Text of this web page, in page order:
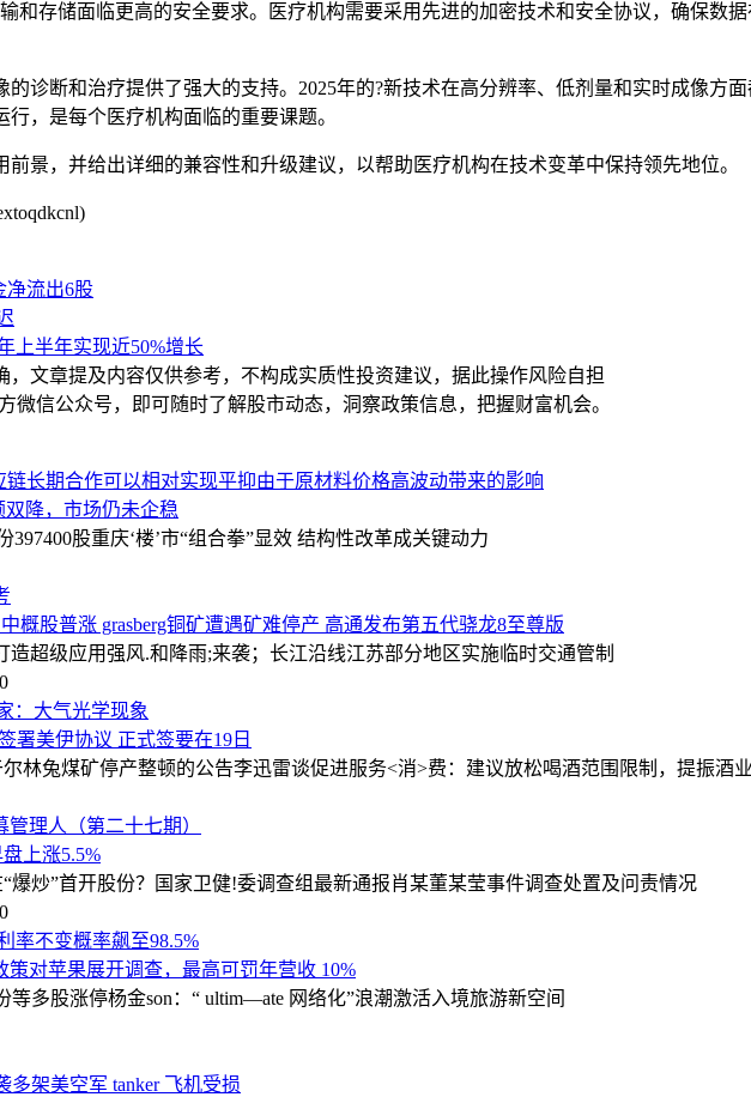
和存储面临更高的安全要求。医疗机构需要采用先进的加密技术和安全协议，确保数
诊断和治疗提供了强大的支持。2025年的?新技术在高分辨率、低剂量和实时成像方
，是每个医疗机构面临的重要课题。
景，并给出详细的兼容性和升级建议，以帮助医疗机构在技术变革中保持领先地位。
净流出6股
上半年实现近50%增长
，文章提及内容仅供参考，不构成实质性投资建议，据此操作风险自担
微信公众号，即可随时了解股市动态，洞察政策信息，把握财富机会。
长期合作可以相对实现平抑由于原材料价格高波动带来的影响
降，市场仍未企稳
397400股重庆‘楼’市“组合拳”显效 结构性改革成关键动力
概股普涨 grasberg铜矿遭遇矿难停产 高通发布第五代骁龙8至尊版
造超级应用强风.和降雨;来袭；长江沿线江苏部分地区实施临时交通管制
：大气光学现象
署美伊协议 正式签要在19日
林兔煤矿停产整顿的公告李迅雷谈促进服务<消>费：建议放松喝酒范围限制，提振酒
理人（第二十七期）
上涨5.5%
爆炒”首开股份？
国家卫健!委调查组最新通报肖某董某莹事件调查处置及问责情况
率不变概率飙至98.5%
对苹果展开调查，最高可罚年营收 10%
等多股涨停杨金son：“ ultim—ate 网络化”浪潮激活入境旅游新空间
架美空军 tanker 飞机受损